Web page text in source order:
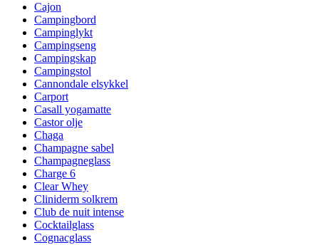
Cajon
Campingbord
Campinglykt
Campingseng
Campingskap
Campingstol
Cannondale elsykkel
Carport
Casall yogamatte
Castor olje
Chaga
Champagne sabel
Champagneglass
Charge 6
Clear Whey
Cliniderm solkrem
Club de nuit intense
Cocktailglass
Cognacglass